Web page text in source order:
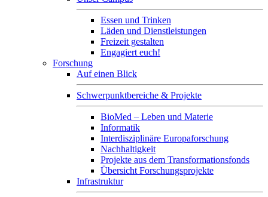
Essen und Trinken
Läden und Dienstleistungen
Freizeit gestalten
Engagiert euch!
Forschung
Auf einen Blick
Schwerpunktbereiche & Projekte
BioMed – Leben und Materie
Informatik
Interdisziplinäre Europaforschung
Nachhaltigkeit
Projekte aus dem Transformationsfonds
Übersicht Forschungsprojekte
Infrastruktur